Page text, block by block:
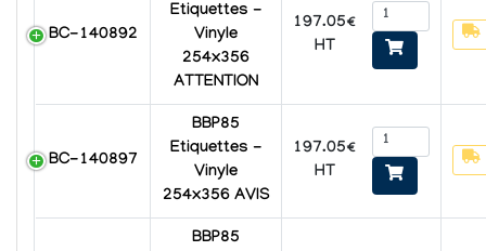
BC-140892
Etiquettes -
Vinyle
254x356
ATTENTION
197.05€
HT
BC-140897
BBP85
Etiquettes -
Vinyle
254x356 AVIS
197.05€
HT
BBP85